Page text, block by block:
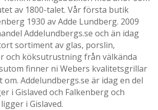
av 1800-talet. Vår första butik
1930 av Adde Lundberg. 2009
Addelundbergs.se och än idag
sortiment av glas, porslin,
och köksutrustning från välkända
finner ni Webers kvalitetsgrillar
Addelundbergs.se är idag en del
i Gislaved och Falkenberg och
i Gislaved.